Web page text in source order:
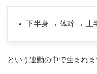
下半身 → 体幹 → 上
という連動の中で生まれま